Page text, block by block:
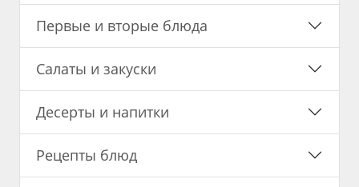
Первые и вторые блюда
Салаты и закуски
Десерты и напитки
Рецепты блюд